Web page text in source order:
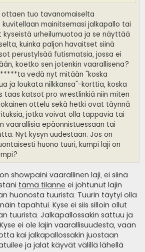
ottaen tuo tavanomaiselta
mainitsemasi jalkapallo tai
kyseistä urheilumuotoa ja se näyttää
kuinka paljon havaitset siinä
perustylsää futismatsia, jossa ei
koetko sen jotenkin vaarallisena?
vedä nyt mitään "koska
ja loukata nilkkansa"-korttia, koska
taas katsot pro wrestlinkiä niin miten
ottelu sekä hetki ovat täynnä
jotka voivat olla tappavia tai
vaarallisia epäonnistuessaan tai
Nyt kysyn uudestaan; Jos on
huono tuuri, kumpi laji on
showpaini vaarallinen laji, ei siinä
tämä tilanne ei johtunut lajin
huonosta tuurista. Tuurin täytyi olla
tapahtui. Kyse ei siis silloin ollut
tuurista. Jalkapallossakin sattuu ja
ei ole lajin vaarallisuudesta, vaan
kai jalkapallossakin juostaan
ja jalat käyvät välillä lähellä